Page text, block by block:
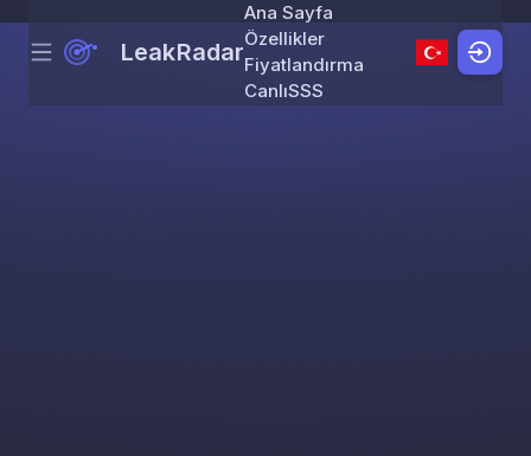
Skip to content
Menu LeakRadar
Ana Sayfa
Özellikler
Fiyatlandırma
CanlıSSS